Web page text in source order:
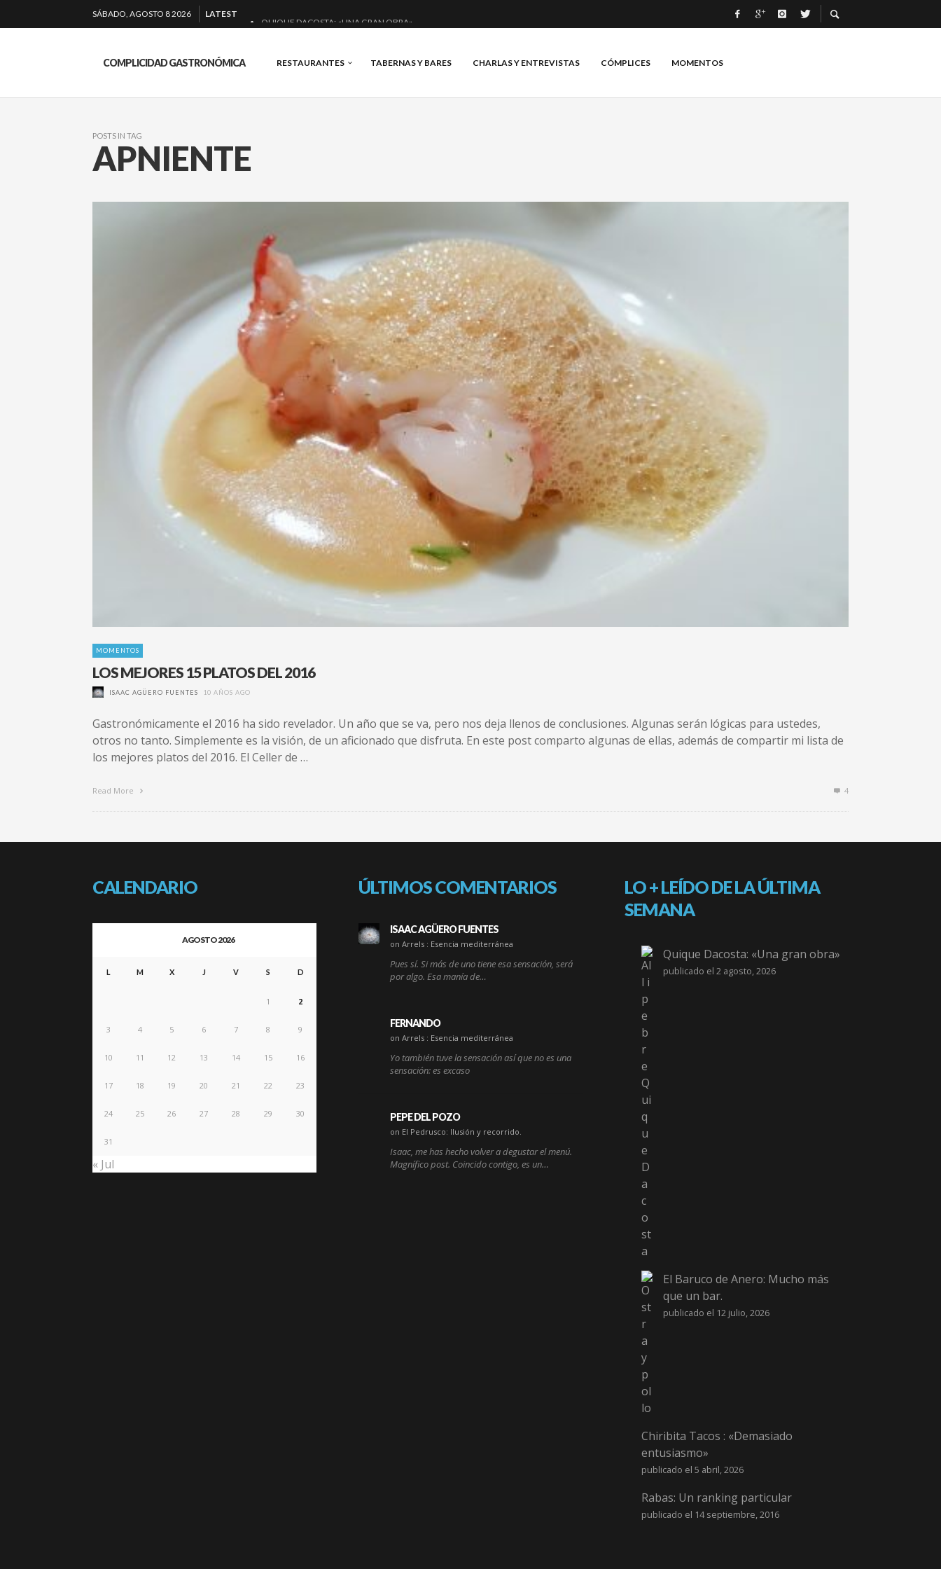
SÁBADO, AGOSTO 8 2026
LATEST
QUIQUE DACOSTA: «UNA GRAN OBRA»
BAKKO: NIGIRIS, VINO Y BRASAS.
COMPLICIDAD GASTRONÓMICA RESTAURANTES TABERNAS Y BARES CHARLAS Y ENTREVISTAS CÓMPLICES MOMENTOS
POSTS IN TAG
APNIENTE
MOMENTOS
LOS MEJORES 15 PLATOS DEL 2016
ISAAC AGÜERO FUENTES 10 AÑOS AGO
Gastronómicamente el 2016 ha sido revelador. Un año que se va, pero nos deja llenos de conclusiones. Algunas serán lógicas para ustedes,
otros no tanto. Simplemente es la visión, de un aficionado que disfruta. En este post comparto algunas de ellas, además de compartir mi lista de
los mejores platos del 2016. El Celler de …
Read More 4
CALENDARIO
AGOSTO 2026
L M X J V S D
1 2
3 4 5 6 7 8 9
10 11 12 13 14 15 16
17 18 19 20 21 22 23
24 25 26 27 28 29 30
31
« Jul
ÚLTIMOS COMENTARIOS
ISAAC AGÜERO FUENTES
on Arrels : Esencia mediterránea
Pues sí. Si más de uno tiene esa sensación, será
por algo. Esa manía de…
FERNANDO
on Arrels : Esencia mediterránea
Yo también tuve la sensación así que no es una
sensación: es excaso
PEPE DEL POZO
on El Pedrusco: Ilusión y recorrido.
Isaac, me has hecho volver a degustar el menú.
Magnífico post. Coincido contigo, es un…
LO + LEÍDO DE LA ÚLTIMA
SEMANA
Quique Dacosta: «Una gran obra»
publicado el 2 agosto, 2026
El Baruco de Anero: Mucho más
que un bar.
publicado el 12 julio, 2026
Chiribita Tacos : «Demasiado
entusiasmo»
publicado el 5 abril, 2026
Rabas: Un ranking particular
publicado el 14 septiembre, 2016